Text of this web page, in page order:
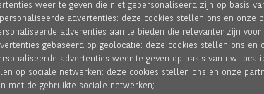
Factoring en
optimaliseren onze cashflow,
weer te geven die niet gepersonaliseerd zijn op basis
advertenties: deze cookies stellen ons en onze
adverenties aan te bieden die relevanter zijn voor
gebaseerd op geolocatie: deze cookies stellen ons en
advertenties weer te geven op basis van uw
op sociale netwerken: deze cookies stellen ons en onze
met de gebruikte sociale netwerken;